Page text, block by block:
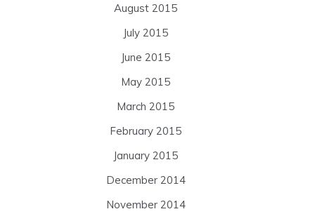
August 2015
July 2015
June 2015
May 2015
March 2015
February 2015
January 2015
December 2014
November 2014